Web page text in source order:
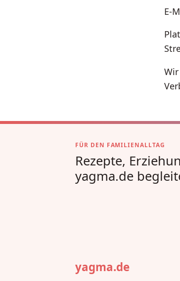
E-
FÜR DEN FAMILIENALLTAG
Rezepte,
yagma.de
yagma.de